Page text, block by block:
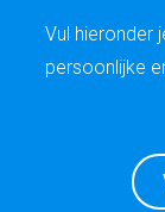
Vul hieronder
persoonlijke